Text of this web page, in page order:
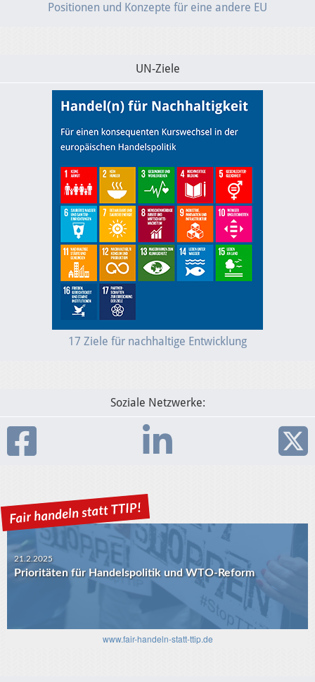
Positionen und Konzepte für eine andere EU
UN-Ziele
17 Ziele für nachhaltige Entwicklung
Soziale Netzwerke:
21.2.2025
Prioritäten für Handelspolitik und WTO-Reform
www.fair-handeln-statt-ttip.de